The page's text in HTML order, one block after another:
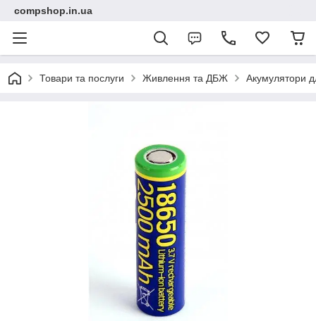
compshop.in.ua
Товари та послуги Живлення та ДБЖ Акумулятори